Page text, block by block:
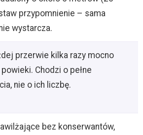
przypomnienie – sama
wystarcza.
przerwie kilka razy mocno
Chodzi o pełne
nie o ich liczbę.
bez konserwantów,